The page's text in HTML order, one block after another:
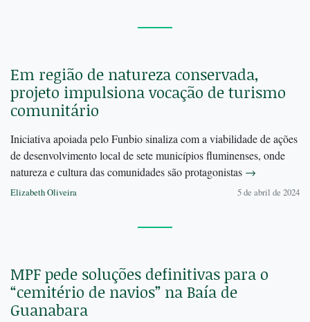
Em região de natureza conservada,
projeto impulsiona vocação de turismo
comunitário
Iniciativa apoiada pelo Funbio sinaliza com a viabilidade de ações
de desenvolvimento local de sete municípios fluminenses, onde
natureza e cultura das comunidades são protagonistas →
Elizabeth Oliveira 5 de abril de 2024
MPF pede soluções definitivas para o
“cemitério de navios” na Baía de
Guanabara